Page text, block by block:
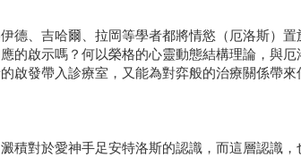
、吉哈爾、拉岡等學者都將情慾（厄洛斯）置
的啟示嗎？何以榮格的心靈動態結構理論，與
啟發帶入診療室，又能為對弈般的治療關係帶來
於愛神手足安特洛斯的認識，而這層認識，